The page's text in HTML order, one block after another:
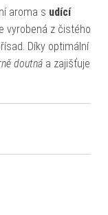
aroma s udící
vyrobená z čistého
Díky optimální
doutná a zajišťuje